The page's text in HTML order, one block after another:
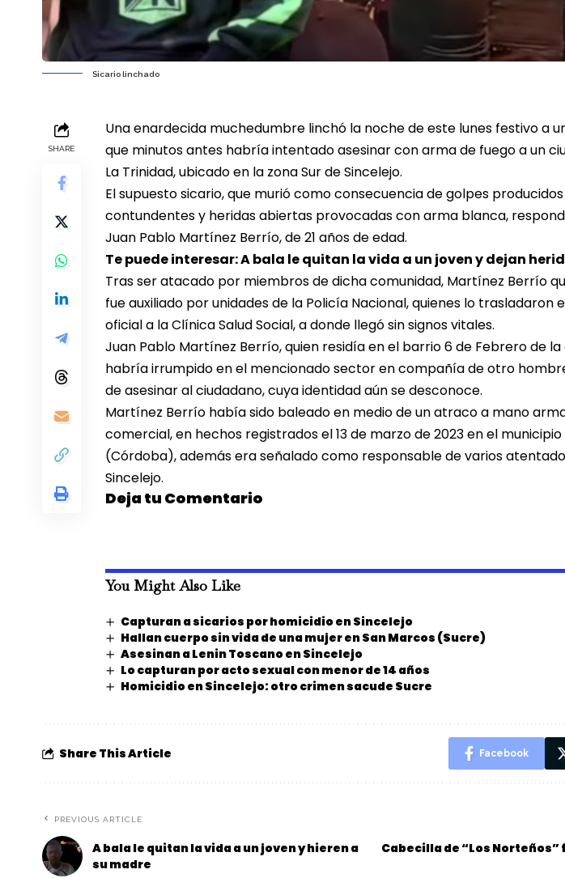
Sicario linchado
SHARE
Una enardecida muchedumbre linchó la noche de este lunes festivo a
que minutos antes habría intentado asesinar con arma de fuego a un
La Trinidad, ubicado en la zona Sur de Sincelejo.
El supuesto sicario, que murió como consecuencia de golpes
contundentes y heridas abiertas provocadas con arma blanca,
Juan Pablo Martínez Berrío, de 21 años de edad.
Te puede interesar: A bala le quitan la vida a un joven y dejan
Tras ser atacado por miembros de dicha comunidad, Martínez Berrío
fue auxiliado por unidades de la Policía Nacional, quienes lo trasladaron
oficial a la Clínica Salud Social, a donde llegó sin signos vitales.
Juan Pablo Martínez Berrío, quien residía en el barrio 6 de Febrero de
habría irrumpido en el mencionado sector en compañía de otro
de asesinar al ciudadano, cuya identidad aún se desconoce.
Martínez Berrío había sido baleado en medio de un atraco a mano
comercial, en hechos registrados el 13 de marzo de 2023 en el municipio
(Córdoba), además era señalado como responsable de varios
Sincelejo.
Deja tu Comentario
You Might Also Like
Capturan a sicarios por homicidio en Sincelejo
Hallan cuerpo sin vida de una mujer en San Marcos (Sucre)
Asesinan a Lenin Toscano en Sincelejo
Lo capturan por acto sexual con menor de 14 años
Homicidio en Sincelejo: otro crimen sacude Sucre
Share This Article Facebook
PREVIOUS ARTICLE
A bala le quitan la vida a un joven y hieren a
su madre
Cabecilla de “Los Norteños”